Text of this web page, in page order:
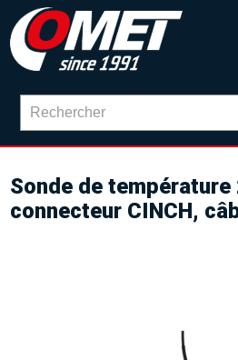
Sonde de
connecteur CINCH,